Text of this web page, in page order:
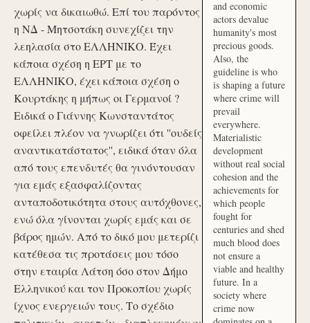
χωρίς να δικαιωθώ. Επί του παρόντος
η ΝΔ - Μητσοτάκη συνεχίζει την
λεηλασία στο ΕΛΛΗΝΙΚΟ. Έχει
κάποια σχέση η ΕΡΤ με το
ΕΛΛΗΝΙΚΟ, έχει κάποια σχέση ο
Κουρτάκης η μήπως οι Γερμανοί ?
Ειδικά ο Γιάννης Κωνσταντάτος
οφείλει πλέον να γνωρίζει ότι ''ουδείς
αναντικατάστατος'', ειδικά όταν όλα
από τους επενδυτές θα γινόντουσαν
για εμάς εξασφαλίζοντας
ανταποδοτικότητα στους αυτόχθονες,
ενώ όλα γίνονται χωρίς εμάς και σε
βάρος ημών. Από το δικό μου μετερίζι
κατέθεσα τις προτάσεις μου τόσο
στην εταιρία Λάτση όσο στον Δήμο
Ελληνικού και τον Προκοπίου χωρίς
ίχνος ενεργειών τους. Το σχέδιο
and economic
actors devalue
humanity's most
precious goods.
Also, the
guideline is who
is shaping a future
where crime will
prevail
everywhere.
Materialistic
development
without real social
cohesion and the
achievements for
which people
fought for
centuries and shed
much blood does
not ensure a
viable and healthy
future. In a
society where
crime now